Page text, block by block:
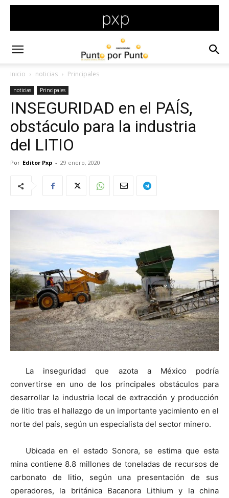
Inicio noticias Principales
noticias Principales
INSEGURIDAD en el PAÍS,
obstáculo para la industria
del LITIO
Por Editor Pxp - 29 enero, 2020
La inseguridad que azota a México podría
convertirse en uno de los principales obstáculos para
desarrollar la industria local de extracción y producción
de litio tras el hallazgo de un importante yacimiento en el
norte del país, según un especialista del sector minero.
Ubicada en el estado Sonora, se estima que esta
mina contiene 8.8 millones de toneladas de recursos de
carbonato de litio, según una presentación de sus
operadores, la británica Bacanora Lithium y la china